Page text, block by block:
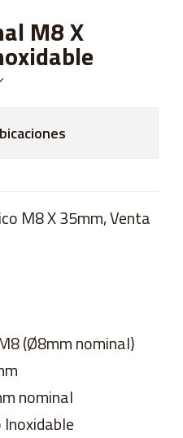
M8 X
M8 X 35mm, Venta
(Ø8mm nominal)
nominal